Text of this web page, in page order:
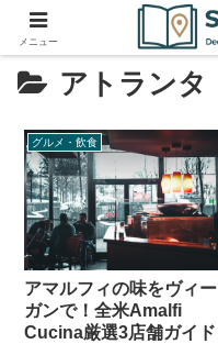
アトランタ
グルメ・飲食
アマルフィの味をヴィー
ガンで！全米Amalfi
Cucina厳選3店舗ガイド
メニュー